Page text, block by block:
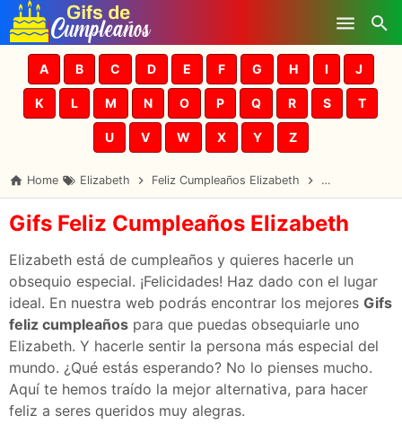
Skip to main content
A B C D E F G H I J
K L M N O P Q R S T
U V W X Y Z
Home Elizabeth Feliz Cumpleaños Elizabeth Gifs
Gifs Feliz Cumpleaños Elizabeth
Elizabeth está de cumpleaños y quieres hacerle un
obsequio especial. ¡Felicidades! Haz dado con el lugar
ideal. En nuestra web podrás encontrar los mejores Gifs
feliz cumpleaños para que puedas obsequiarle uno
Elizabeth. Y hacerle sentir la persona más especial del
mundo. ¿Qué estás esperando? No lo pienses mucho.
Aquí te hemos traído la mejor alternativa, para hacer
feliz a seres queridos muy alegras.